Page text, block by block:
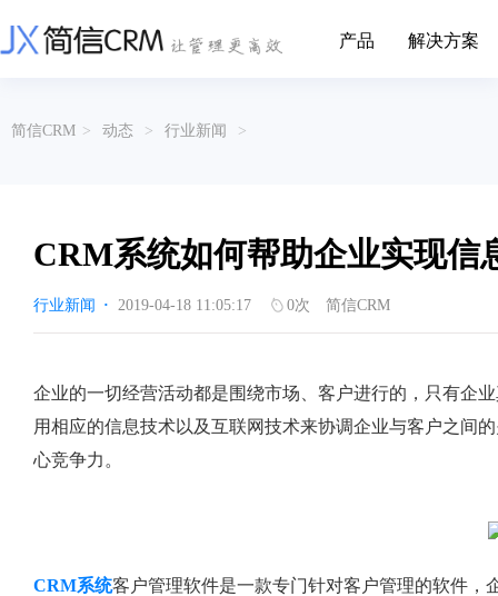
产品
营销云
从营销获客到商机转化的全流程管理
渠道云
融合分公司、经销商、总部伙伴管理
涵盖多种售前/后服务元素功能和接入
涵盖多种售前/后服务元素功能和接入
解决方案
挖现有客户价值以及开发更多新...
的现代化管理
传媒企业自身由于数字化传媒的发
展，对其内部控制建设和完善也是...
进装修行业往
互联网等相关信息技术的发展是支撑
互联网金融模式发展的基石，给...
通过数字化方
享受个性化的
帮助文档
以CRM产品为基础的功能点
关于简信
简信CRM > 动态 > 行业新闻 >
CRM系统如何帮助企业实现信
行业新闻 · 2019-04-18 11:05:17 0次 简信CRM
企业的一切经营活动都是围绕市场、客户进行的，只有企
用相应的信息技术以及互联网技术来协调企业与客户之间
心竞争力。
CRM系统客户管理软件是一款专门针对客户管理的软件，